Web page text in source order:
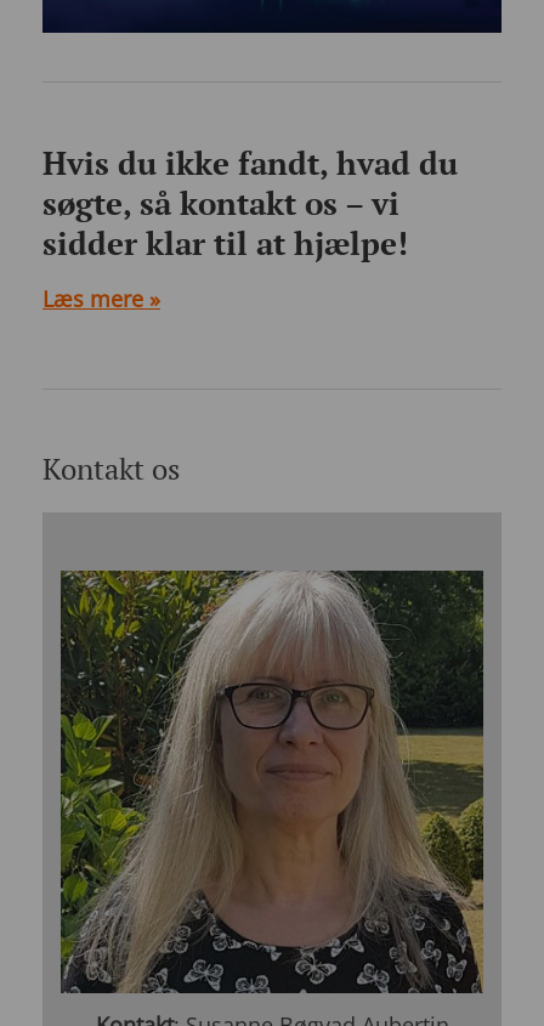
Hvis du ikke fandt, hvad du
søgte, så kontakt os – vi
sidder klar til at hjælpe!
Læs mere »
Kontakt os